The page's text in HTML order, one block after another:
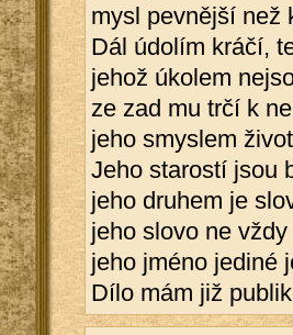
mysl pevnější než
Dál údolím kráčí,
jehož úkolem
ze zad mu trčí k
jeho smyslem
Jeho starostí jsou
jeho druhem je
jeho slovo ne
jeho jméno jediné
Dílo mám již